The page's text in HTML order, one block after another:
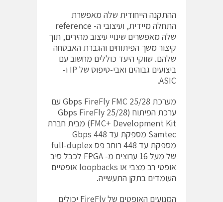
ההתקנה הייחודית שלה מאפשרת
התחלה מיידית, ועיצובי ה- reference
שלה מאפשרים שינויי עיצוב מהירים, תוך
קיצור משך הפיתוחים והגברת האבטחה
שלהם. שווקי היעד כוללים מחשוב עם
ביצועים גבוהים ואבי-טיפוס של IP ו-
ASIC.
מערכת Gbps FireFly FMC 25/28 עם
ערכת הפיתוח (25/28 Gbps FireFly
FMC+ Development Kit) מבית חברת
מספקת עד 448 רוחב פס full-duplex
של מעל 16 ערוצים מ- FPGA לכבל סיב
אופטי רב מצבי או loopbacks אופטיים
העומדים בתקן התעשייה.
המנועים האופטים של FireFly יכולים